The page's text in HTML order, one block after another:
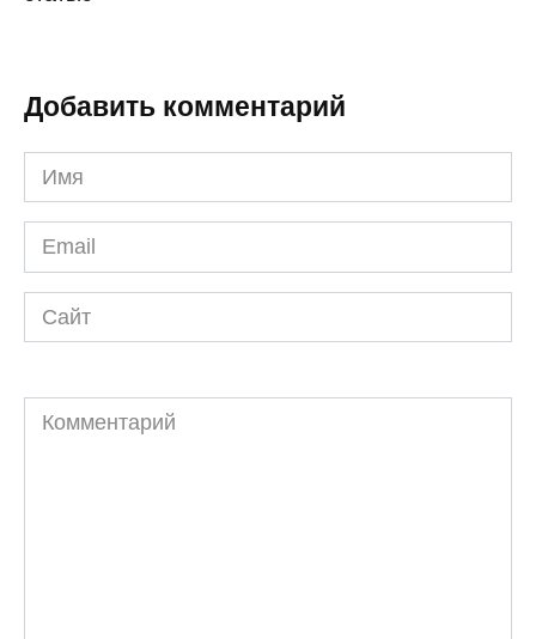
Добавить комментарий
Имя
*
Email
*
Сайт
Комментарий